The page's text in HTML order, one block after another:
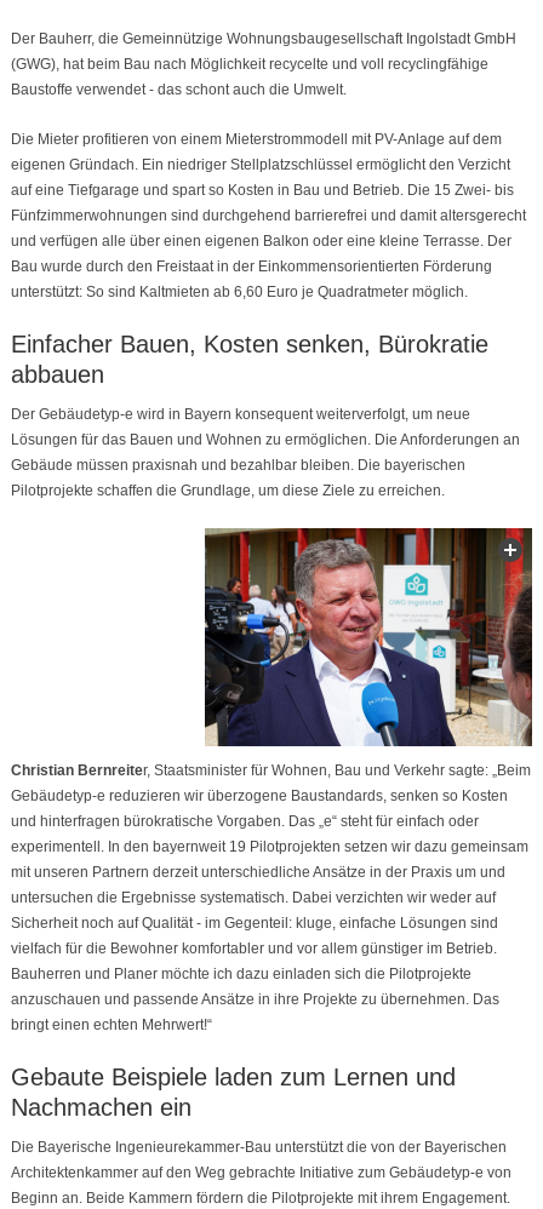
Der Bauherr, die Gemeinnützige Wohnungsbaugesellschaft Ingolstadt GmbH
(GWG), hat beim Bau nach Möglichkeit recycelte und voll recyclingfähige
Baustoffe verwendet - das schont auch die Umwelt.
Die Mieter profitieren von einem Mieterstrommodell mit PV-Anlage auf dem
eigenen Gründach. Ein niedriger Stellplatzschlüssel ermöglicht den Verzicht
auf eine Tiefgarage und spart so Kosten in Bau und Betrieb. Die 15 Zwei- bis
Fünfzimmerwohnungen sind durchgehend barrierefrei und damit altersgerecht
und verfügen alle über einen eigenen Balkon oder eine kleine Terrasse. Der
Bau wurde durch den Freistaat in der Einkommensorientierten Förderung
unterstützt: So sind Kaltmieten ab 6,60 Euro je Quadratmeter möglich.
Einfacher Bauen, Kosten senken, Bürokratie
abbauen
Der Gebäudetyp-e wird in Bayern konsequent weiterverfolgt, um neue
Lösungen für das Bauen und Wohnen zu ermöglichen. Die Anforderungen an
Gebäude müssen praxisnah und bezahlbar bleiben. Die bayerischen
Pilotprojekte schaffen die Grundlage, um diese Ziele zu erreichen.
Christian Bernreiter, Staatsminister für Wohnen, Bau und Verkehr sagte: „Beim
Gebäudetyp-e reduzieren wir überzogene Baustandards, senken so Kosten
und hinterfragen bürokratische Vorgaben. Das „e“ steht für einfach oder
experimentell. In den bayernweit 19 Pilotprojekten setzen wir dazu gemeinsam
mit unseren Partnern derzeit unterschiedliche Ansätze in der Praxis um und
untersuchen die Ergebnisse systematisch. Dabei verzichten wir weder auf
Sicherheit noch auf Qualität - im Gegenteil: kluge, einfache Lösungen sind
vielfach für die Bewohner komfortabler und vor allem günstiger im Betrieb.
Bauherren und Planer möchte ich dazu einladen sich die Pilotprojekte
anzuschauen und passende Ansätze in ihre Projekte zu übernehmen. Das
bringt einen echten Mehrwert!“
Gebaute Beispiele laden zum Lernen und
Nachmachen ein
Die Bayerische Ingenieurekammer-Bau unterstützt die von der Bayerischen
Architektenkammer auf den Weg gebrachte Initiative zum Gebäudetyp-e von
Beginn an. Beide Kammern fördern die Pilotprojekte mit ihrem Engagement.